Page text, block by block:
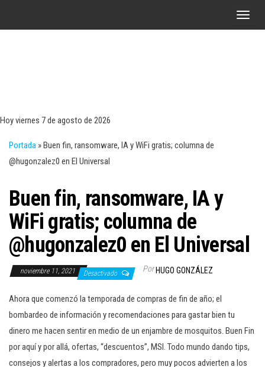
A
g
Hoy viernes 7 de agosto de 2026
Portada »Buen fin, ransomware, IA y WiFi gratis; columna de
@hugonzalez0 en El Universal
Buen fin, ransomware, IA y
WiFi gratis; columna de
@hugonzalez0 en El Universal
noviembre 11, 2021 Desactivado Por HUGO GONZÁLEZ
Ahora que comenzó la temporada de compras de fin de año; el
bombardeo de información y recomendaciones para gastar bien tu
dinero me hacen sentir en medio de un enjambre de mosquitos. Buen Fin
por aquí y por allá, ofertas, “descuentos”, MSI. Todo mundo dando tips,
consejos y alertas a los compradores, pero muy pocos advierten a los